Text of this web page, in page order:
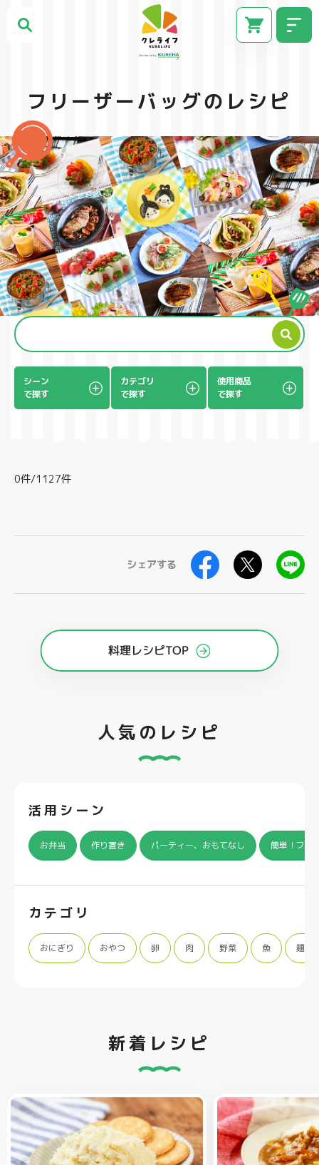
CM
製
フリーザーバッグのレシピ
シーン
で探す
カテゴリ
で探す
使用商品
で探す
0件/1127件
シェアする
料理レシピTOP
人気のレシピ
活用シーン
お弁当 作り置き パーティー、おもてなし 簡単！フラ
カテゴリ
おにぎり おやつ 卵 肉 野菜 魚 麺類
新着レシピ